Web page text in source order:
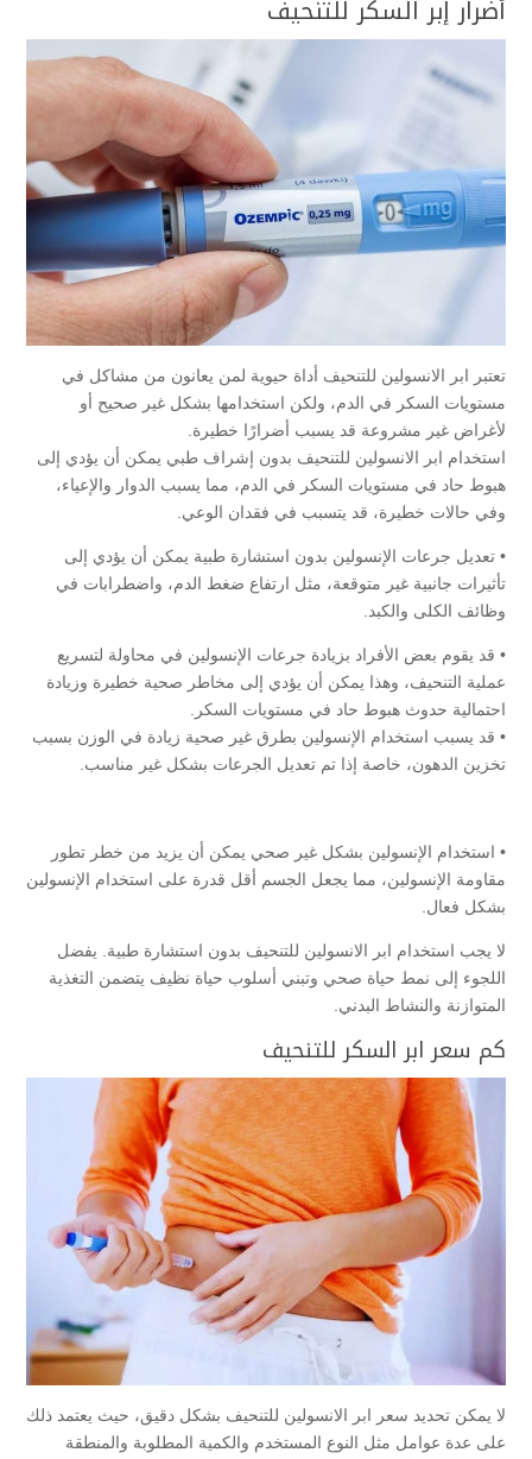
أضرار إبر السكر للتنحيف
تعتبر ابر الانسولين للتنحيف أداة حيوية لمن يعانون من مشاكل في
مستويات السكر في الدم، ولكن استخدامها بشكل غير صحيح أو
لأغراض غير مشروعة قد يسبب أضرارًا خطيرة.
استخدام ابر الانسولين للتنحيف بدون إشراف طبي يمكن أن يؤدي إلى
هبوط حاد في مستويات السكر في الدم، مما يسبب الدوار والإعياء،
وفي حالات خطيرة، قد يتسبب في فقدان الوعي.
• تعديل جرعات الإنسولين بدون استشارة طبية يمكن أن يؤدي إلى
تأثيرات جانبية غير متوقعة، مثل ارتفاع ضغط الدم، واضطرابات في
وظائف الكلى والكبد.
• قد يقوم بعض الأفراد بزيادة جرعات الإنسولين في محاولة لتسريع
عملية التنحيف، وهذا يمكن أن يؤدي إلى مخاطر صحية خطيرة وزيادة
احتمالية حدوث هبوط حاد في مستويات السكر.
• قد يسبب استخدام الإنسولين بطرق غير صحية زيادة في الوزن بسبب
تخزين الدهون، خاصة إذا تم تعديل الجرعات بشكل غير مناسب.
• استخدام الإنسولين بشكل غير صحي يمكن أن يزيد من خطر تطور
مقاومة الإنسولين، مما يجعل الجسم أقل قدرة على استخدام الإنسولين
بشكل فعال.
لا يجب استخدام ابر الانسولين للتنحيف بدون استشارة طبية. يفضل
اللجوء إلى نمط حياة صحي وتبني أسلوب حياة نظيف يتضمن التغذية
المتوازنة والنشاط البدني.
كم سعر ابر السكر للتنحيف
لا يمكن تحديد سعر ابر الانسولين للتنحيف بشكل دقيق، حيث يعتمد ذلك
على عدة عوامل مثل النوع المستخدم والكمية المطلوبة والمنطقة